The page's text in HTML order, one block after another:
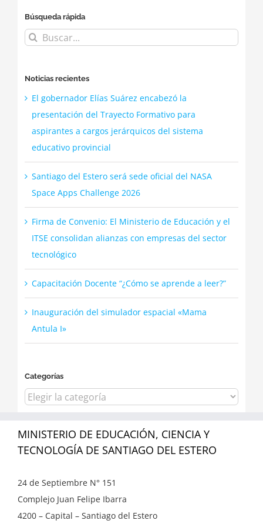
Búsqueda rápida
Buscar:
Noticias recientes
El gobernador Elías Suárez encabezó la
presentación del Trayecto Formativo para
aspirantes a cargos jerárquicos del sistema
educativo provincial
Santiago del Estero será sede oficial del NASA
Space Apps Challenge 2026
Firma de Convenio: El Ministerio de Educación y el
ITSE consolidan alianzas con empresas del sector
tecnológico
Capacitación Docente “¿Cómo se aprende a leer?”
Inauguración del simulador espacial «Mama
Antula I»
Categorías
Categorías
MINISTERIO DE EDUCACIÓN, CIENCIA Y
TECNOLOGÍA DE SANTIAGO DEL ESTERO
24 de Septiembre N° 151
Complejo Juan Felipe Ibarra
4200 – Capital – Santiago del Estero